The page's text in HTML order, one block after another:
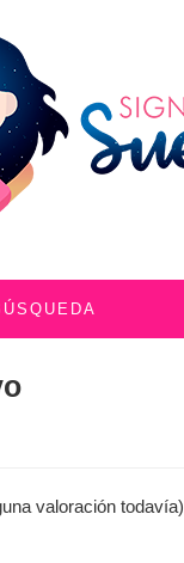
valoración todavía)